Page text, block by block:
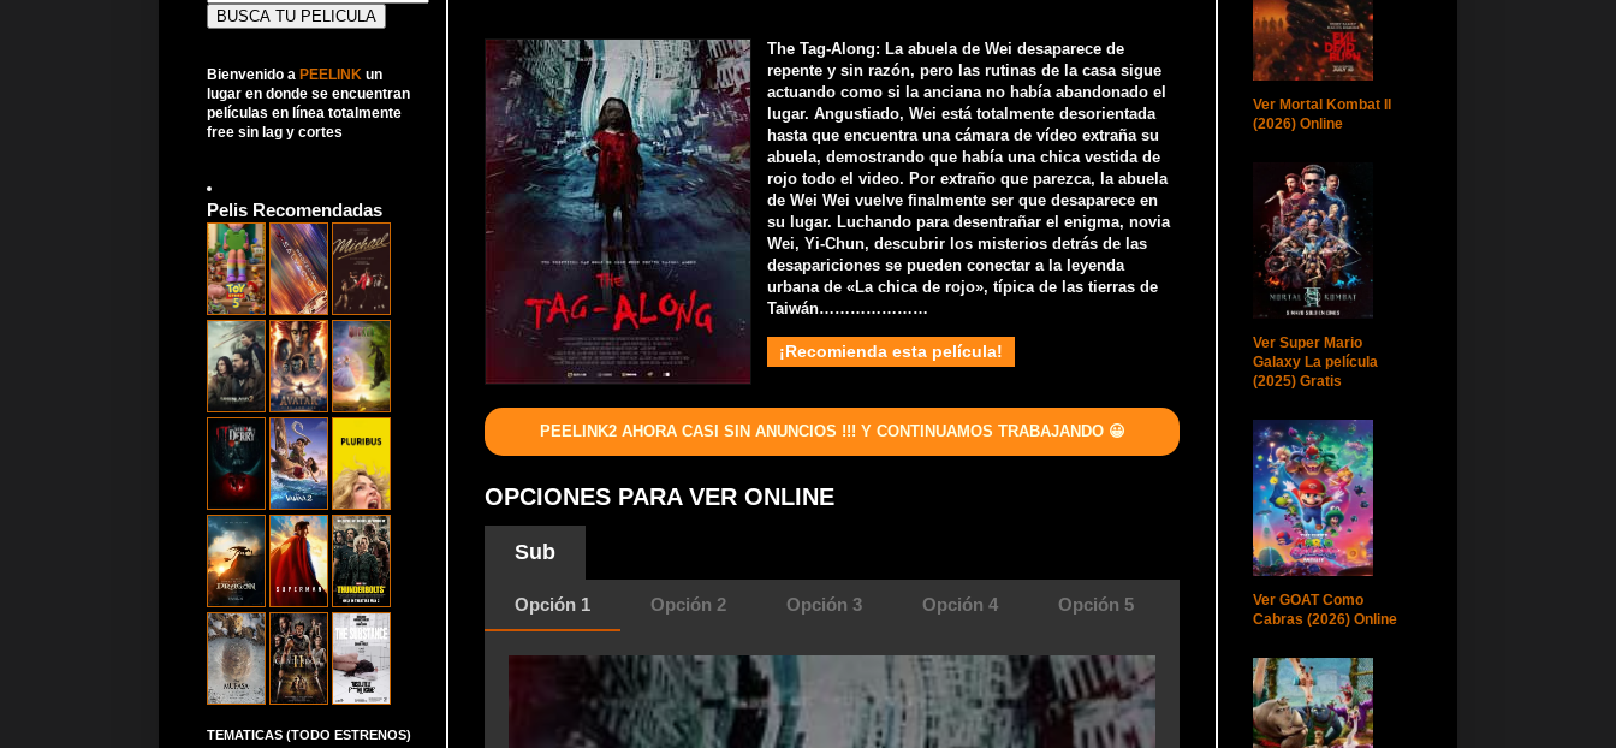
The Tag-Along: La abuela de Wei desaparece de
repente y sin razón, pero las rutinas de la casa sigue
actuando como si la anciana no había abandonado el
lugar. Angustiado, Wei está totalmente desorientada
hasta que encuentra una cámara de vídeo extraña su
abuela, demostrando que había una chica vestida de
rojo todo el video. Por extraño que parezca, la abuela
de Wei Wei vuelve finalmente ser que desaparece en
su lugar. Luchando para desentrañar el enigma, novia
Wei, Yi-Chun, descubrir los misterios detrás de las
desapariciones se pueden conectar a la leyenda
urbana de «La chica de rojo», típica de las tierras de
Taiwán…………………
¡Recomienda esta película!
PEELINK2 AHORA CASI SIN ANUNCIOS !!! Y CONTINUAMOS TRABAJANDO 😀
OPCIONES PARA VER ONLINE
Sub
Opción 1 Opción 2 Opción 3 Opción 4 Opción 5
Bienvenido a PEELINK un
lugar en donde se encuentran
películas en línea totalmente
free sin lag y cortes
Pelis Recomendadas
TEMATICAS (TODO ESTRENOS)
Ver Mortal Kombat II
(2026) Online
Ver Super Mario
Galaxy La película
(2025) Gratis
Ver GOAT Como
Cabras (2026) Online